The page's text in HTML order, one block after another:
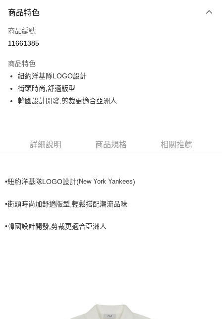
信用卡一次付款
超商取貨付款
Apple Pay
街口支付
全家取貨付款<未取貨列黑名單/不支援離島取退>
全家取貨<不支援離島取退>
每筆NT$60，滿NT$499(含以上)免運費
商品特色
商品編號
11661385
商品特色
紐約洋基隊LOGO設計
街頭時尚,舒適版型
韓國設計開發,剪裁更適合亞洲人
詳細說明 商品規格 相關推薦
•紐約洋基隊LOGO設計(New York Yankees)
•街頭時尚加舒適版型,輕鬆搭配潮流品味
•韓國設計開發,剪裁更適合亞洲人